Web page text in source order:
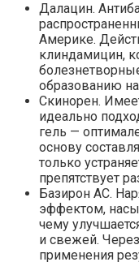
Далацин.
Америке.
клиндамицин,
образованию
Скинорен.
идеально
гель —
основу
только
препятствует
Базирон АС.
эффектом,
чему
и свежей.
применения